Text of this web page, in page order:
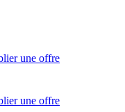
une offre
une offre